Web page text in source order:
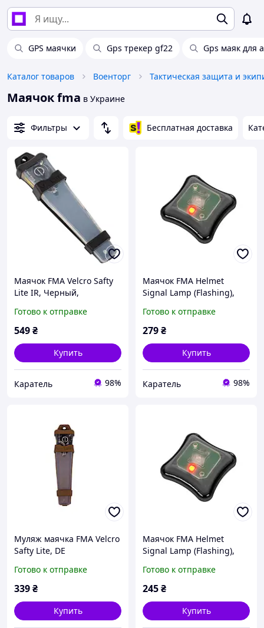
GPS маячки Gps трекер gf22 Gps маяк для
Каталог товаров Военторг Тактическая защита и
Маячок fma в Украине
Фильтры Бесплатная доставка
Маячок FMA Velcro Safty
Lite IR, Черный,
Готово к отправке
549₴
Купить
Каратель 98%
Маячок FMA Helmet
Signal Lamp (Flashing),
Готово к отправке
279₴
Купить
Каратель 98%
Муляж маячка FMA Velcro
Safty Lite, DE
Готово к отправке
339₴
Купить
Маячок FMA Helmet
Signal Lamp (Flashing),
Готово к отправке
245₴
Купить